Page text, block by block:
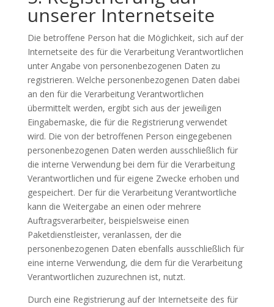
unserer Internetseite
Die betroffene Person hat die Möglichkeit, sich auf der
Internetseite des für die Verarbeitung Verantwortlichen
unter Angabe von personenbezogenen Daten zu
registrieren. Welche personenbezogenen Daten dabei
an den für die Verarbeitung Verantwortlichen
übermittelt werden, ergibt sich aus der jeweiligen
Eingabemaske, die für die Registrierung verwendet
wird. Die von der betroffenen Person eingegebenen
personenbezogenen Daten werden ausschließlich für
die interne Verwendung bei dem für die Verarbeitung
Verantwortlichen und für eigene Zwecke erhoben und
gespeichert. Der für die Verarbeitung Verantwortliche
kann die Weitergabe an einen oder mehrere
Auftragsverarbeiter, beispielsweise einen
Paketdienstleister, veranlassen, der die
personenbezogenen Daten ebenfalls ausschließlich für
eine interne Verwendung, die dem für die Verarbeitung
Verantwortlichen zuzurechnen ist, nutzt.
Durch eine Registrierung auf der Internetseite des für